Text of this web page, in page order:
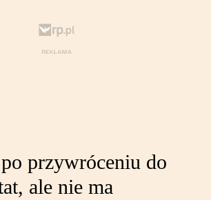
przywróceniu do
ale nie ma